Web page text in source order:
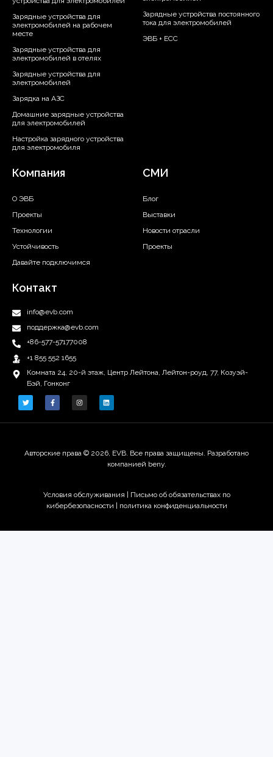
Зарядные устройства для
электромобилей на рабочем
месте
Зарядные устройства для
электромобилей в отелях
Зарядные устройства для
электромобилей
Зарядка на АЗС
Домашние зарядные устройства
для электромобилей
Настройка зарядного устройства
для электромобиля
Зарядные устройства постоянного
тока для электромобилей
ЭВБ + ЕСС
Компания
О ЭВБ
Проекты
Технологии
Устойчивость
Давайте подключимся
СМИ
Блог
Выставки
Новости отрасли
Проекты
Контакт
info@evb.com
поддержка@evb.com
+86-577-57177008
+1 855 552 1655
Комната 24, 20-й этаж, Центр Лейтона, Лейтон-роуд, 77, Козуэй-
Бэй, Гонконг
Авторские права © 2026, EVB. Все права защищены. Разработано
компанией beny.
Условия обслуживания | Письмо об обязательствах по
кибербезопасности | политика конфиденциальности